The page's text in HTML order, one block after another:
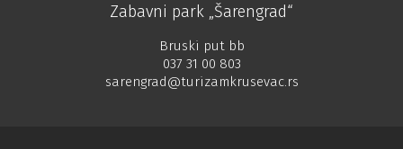
Zabavni park „Šarengrad“
Bruski put bb
037 31 00 803
sarengrad@turizamkrusevac.rs